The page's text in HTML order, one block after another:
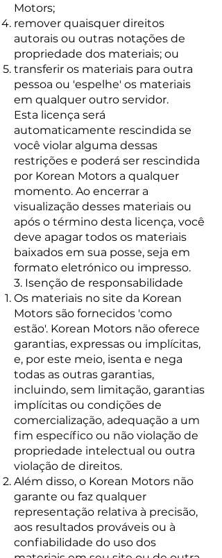
Motors;
remover quaisquer direitos
autorais ou outras notações de
propriedade dos materiais; ou
transferir os materiais para outra
pessoa ou 'espelhe' os materiais
em qualquer outro servidor.
Esta licença será
automaticamente rescindida se
você violar alguma dessas
restrições e poderá ser rescindida
por Korean Motors a qualquer
momento. Ao encerrar a
visualização desses materiais ou
após o término desta licença, você
deve apagar todos os materiais
baixados em sua posse, seja em
formato eletrónico ou impresso.
3. Isenção de responsabilidade
Os materiais no site da Korean
Motors são fornecidos 'como
estão'. Korean Motors não oferece
garantias, expressas ou implícitas,
e, por este meio, isenta e nega
todas as outras garantias,
incluindo, sem limitação, garantias
implícitas ou condições de
comercialização, adequação a um
fim específico ou não violação de
propriedade intelectual ou outra
violação de direitos.
Além disso, o Korean Motors não
garante ou faz qualquer
representação relativa à precisão,
aos resultados prováveis ​​ou à
confiabilidade do uso dos